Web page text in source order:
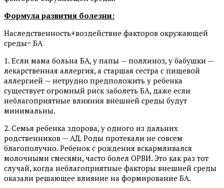
Формула развития болезни:
Наследственность+воздействие факторов окружающей
среды= БА
1. Если мама больна БА, у папы — поллиноз, у бабушки —
лекарственная аллергия, а старшая сестра с пищевой
аллергией — нетрудно предположить у ребенка
существует огромный риск заболеть БА, даже если
неблагоприятные влияния внешней среды будут
минимальны.
2. Семья ребенка здорова, у одного из дальних
родственников — АД. Роды протекали не совсем
благополучно. Ребенок с рождения вскармливался
молочными смесями, часто болел ОРВИ. Это как раз тот
случай, когда неблагоприятные факторы внешней среды
оказали решающее влияние на формирование БА.